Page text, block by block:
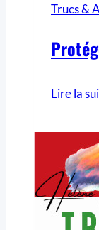
Trucs &
Lire la